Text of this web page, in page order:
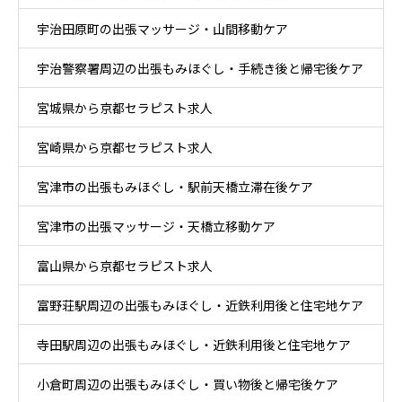
宇治田原町の出張マッサージ・山間移動ケア
宇治警察署周辺の出張もみほぐし・手続き後と帰宅後ケア
宮城県から京都セラピスト求人
宮崎県から京都セラピスト求人
宮津市の出張もみほぐし・駅前天橋立滞在後ケア
宮津市の出張マッサージ・天橋立移動ケア
富山県から京都セラピスト求人
富野荘駅周辺の出張もみほぐし・近鉄利用後と住宅地ケア
寺田駅周辺の出張もみほぐし・近鉄利用後と住宅地ケア
小倉町周辺の出張もみほぐし・買い物後と帰宅後ケア